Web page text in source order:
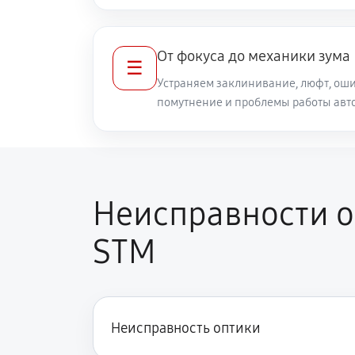
☰
От фокуса до механики зума
Устраняем заклинивание, люфт,
помутнение и проблемы работы
Неисправности
STM
Неисправность оптики